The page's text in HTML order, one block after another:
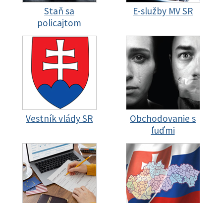
Staň sa
policajtom
E-služby MV SR
Vestník vlády SR
Obchodovanie s
ľuďmi